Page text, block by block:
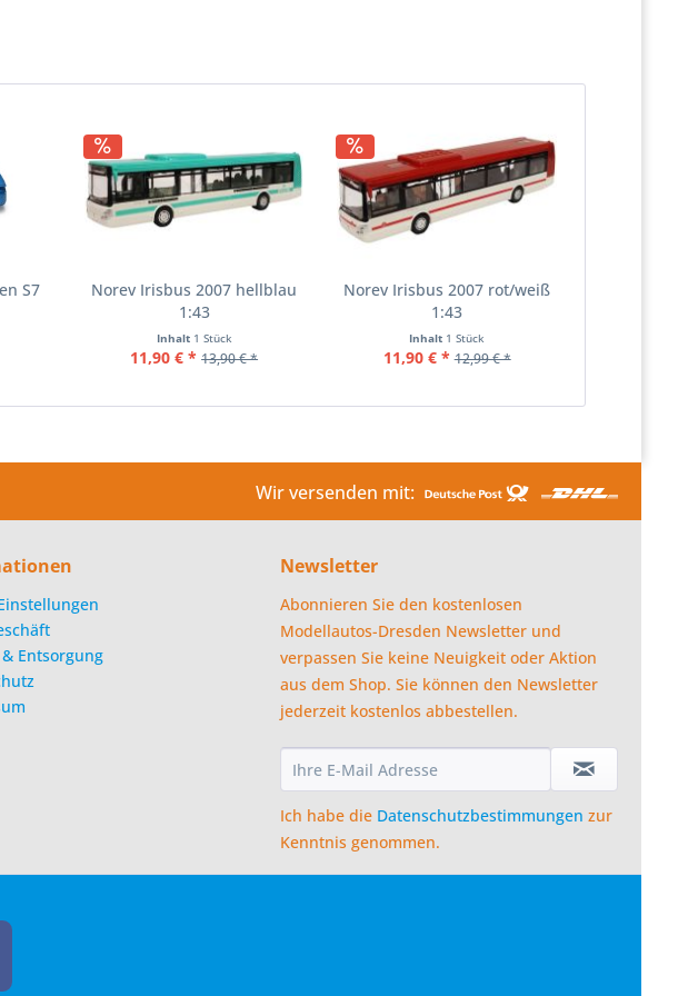
S7
Norev Irisbus 2007 hellblau
1:43
Inhalt 1 Stück
11,90 € * 13,90 € *
Norev Irisbus 2007 rot/weiß
1:43
Inhalt 1 Stück
11,90 € * 12,99 € *
Wir versenden mit:
Entsorgung
Newsletter
Abonnieren Sie den kostenlosen
Modellautos-Dresden Newsletter und
verpassen Sie keine Neuigkeit oder Aktion
aus dem Shop. Sie können den Newsletter
jederzeit kostenlos abbestellen.
Ich habe die Datenschutzbestimmungen zur
Kenntnis genommen.